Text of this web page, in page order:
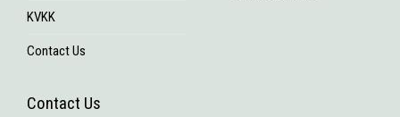
KVKK
Contact Us
Contact Us